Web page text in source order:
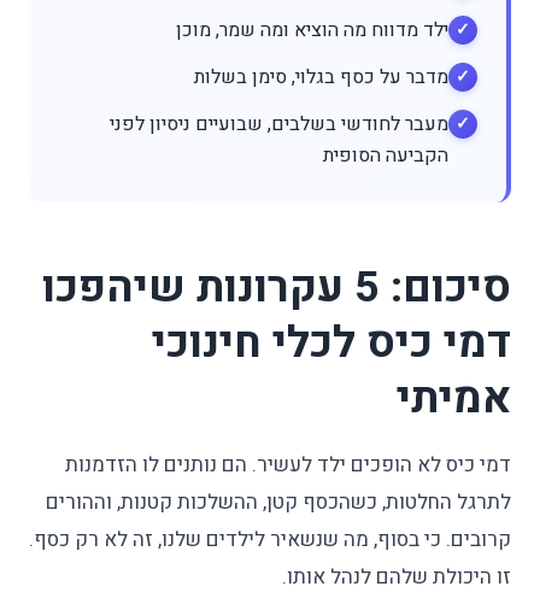
ילד מדווח מה הוציא ומה שמר, מוכן
מדבר על כסף בגלוי, סימן בשלות
מעבר לחודשי בשלבים, שבועיים ניסיון לפני
הקביעה הסופית
סיכום: 5 עקרונות שיהפכו
דמי כיס לכלי חינוכי
אמיתי
דמי כיס לא הופכים ילד לעשיר. הם נותנים לו הזדמנות
לתרגל החלטות, כשהכסף קטן, ההשלכות קטנות, וההורים
קרובים. כי בסוף, מה שנשאיר לילדים שלנו, זה לא רק כסף.
זו היכולת שלהם לנהל אותו.